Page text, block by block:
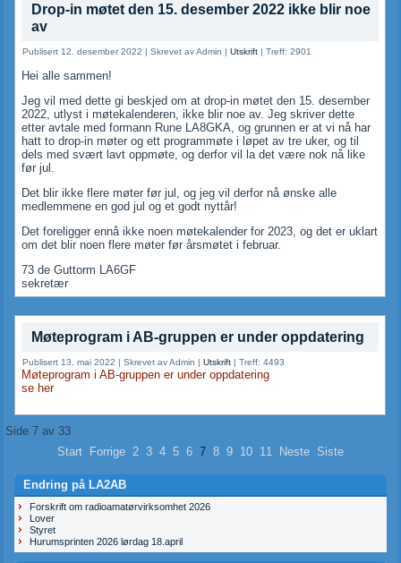
Drop-in møtet den 15. desember 2022 ikke blir noe
av
Publisert 12. desember 2022 |Skrevet av Admin |Utskrift |Treff: 2901
Hei alle sammen!
Jeg vil med dette gi beskjed om at drop-in møtet den 15. desember
2022, utlyst i møtekalenderen, ikke blir noe av. Jeg skriver dette
etter avtale med formann Rune LA8GKA, og grunnen er at vi nå har
hatt to drop-in møter og ett programmøte i løpet av tre uker, og til
dels med svært lavt oppmøte, og derfor vil la det være nok nå like
før jul.
Det blir ikke flere møter før jul, og jeg vil derfor nå ønske alle
medlemmene en god jul og et godt nyttår!
Det foreligger ennå ikke noen møtekalender for 2023, og det er uklart
om det blir noen flere møter før årsmøtet i februar.
73 de Guttorm LA6GF
sekretær
Møteprogram i AB-gruppen er under oppdatering
Publisert 13. mai 2022 |Skrevet av Admin |Utskrift |Treff: 4493
Møteprogram i AB-gruppen er under oppdatering
se her
Side 7 av 33
Start
Forrige 2 3 4 5 6 7 8 9 10 11 Neste Siste
Endring på LA2AB
Forskrift om radioamatørvirksomhet 2026
Lover
Styret
Hurumsprinten 2026 lørdag 18.april